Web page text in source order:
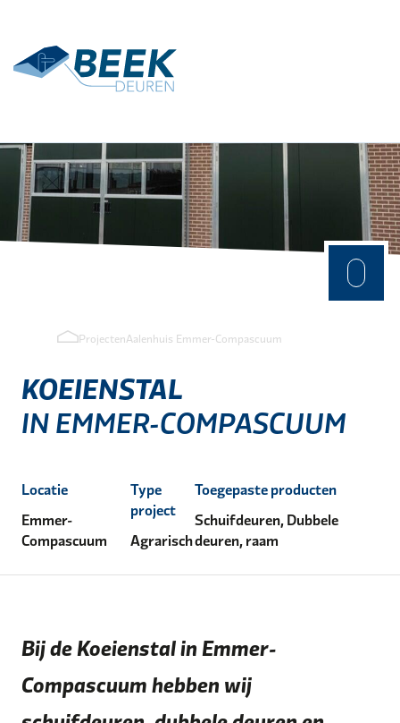
Toepassingen
Agrarisch
ProjectenAalenhuis Emmer-Compascuum
KOEIENSTAL
IN EMMER-COMPASCUUM
Locatie
Emmer-
Compascuum
Type
project
Agrarisch
Toegepaste producten
Schuifdeuren, Dubbele
deuren, raam
Bij de Koeienstal in Emmer-
Compascuum hebben wij